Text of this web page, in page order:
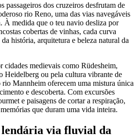
passageiros dos cruzeiros desfrutam de
rio Reno, uma das vias navegáveis
À medida que o teu navio desliza por
cobertas de vinhas, cada curva
história, arquitetura e beleza natural da
cidades medievais como Rüdesheim,
Heidelberg ou pela cultura vibrante de
Mannheim oferecem uma mistura única
e descoberta. Com excursões
e paisagens de cortar a respiração,
que duram uma vida inteira.
via fluvial da